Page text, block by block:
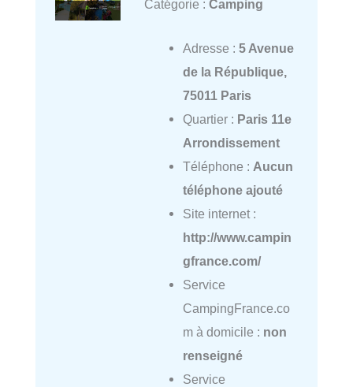
Catégorie : Camping
Adresse : 5 Avenue
de la République,
75011 Paris
Quartier : Paris 11e
Arrondissement
Téléphone : Aucun
téléphone ajouté
Site internet :
http://www.campin
gfrance.com/
Service
CampingFrance.co
m à domicile : non
renseigné
Service